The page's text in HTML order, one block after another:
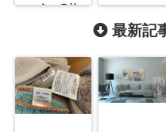
ォッシュのリ
最新記